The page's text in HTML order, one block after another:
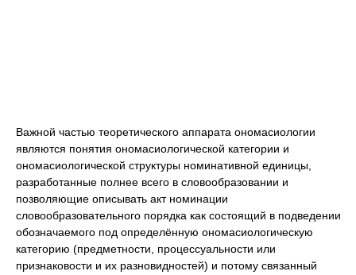
Важной частью теоретического аппарата ономасиологии
являются понятия ономасиологической категории и
ономасиологической структуры номинативной единицы,
разработанные полнее всего в словообразовании и
позволяющие описывать акт номинации
словообразовательного порядка как состоящий в подведении
обозначаемого под определённую ономасиологическую
категорию (предметности, процессуальности или
признаковости и их разновидностей) и потому связанный